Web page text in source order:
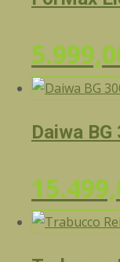
Daiwa BG